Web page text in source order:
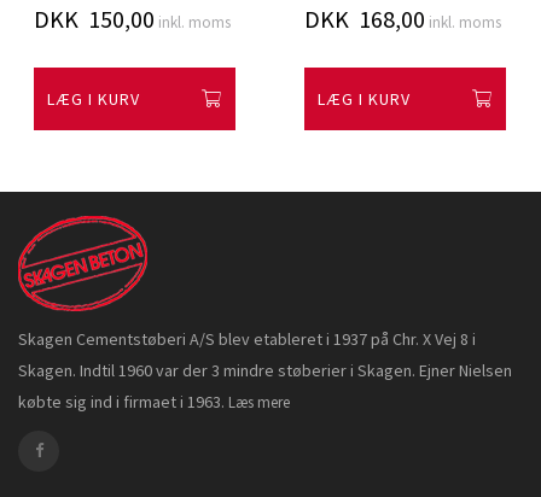
DKK 150,00 inkl. moms
LÆG I KURV
DKK 168,00 inkl. moms
LÆG I KURV
Skagen Cementstøberi A/S blev etableret i 1937 på Chr. X Vej 8 i
Skagen. Indtil 1960 var der 3 mindre støberier i Skagen. Ejner Nielsen
købte sig ind i firmaet i 1963. Læs mere